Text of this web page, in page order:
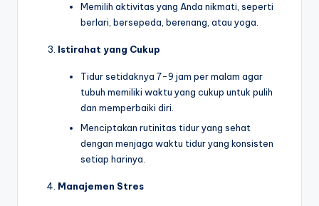
Memilih aktivitas yang Anda nikmati, seperti
berlari, bersepeda, berenang, atau yoga.
Istirahat yang Cukup
Tidur setidaknya 7-9 jam per malam agar
tubuh memiliki waktu yang cukup untuk pulih
dan memperbaiki diri.
Menciptakan rutinitas tidur yang sehat
dengan menjaga waktu tidur yang konsisten
setiap harinya.
Manajemen Stres